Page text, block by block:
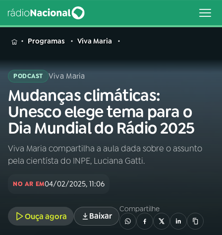
MENU
Buscar
na
Rádio
Nacional
Buscar
AO VIVO
INÍCIO
A RÁDIO
Programas Viva Maria
PODCAST Viva Maria
Mudanças climáticas:
Unesco elege tema para o
Dia Mundial do Rádio 2025
Viva Maria compartilha a aula dada sobre o assunto
pela cientísta do INPE, Luciana Gatti.
NO AR EM04/02/2025, 11:06
Ouça agora Baixar
Compartilhe